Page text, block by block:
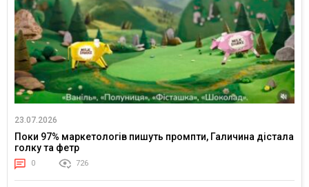
23.07.2026
Поки 97% маркетологів пишуть промпти, Галичина дістала
голку та фетр
0 726